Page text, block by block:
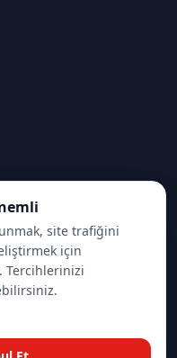
site trafiğini
için
Tercihlerinizi